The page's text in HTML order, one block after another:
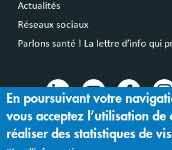
Actualités
Réseaux sociaux
Parlons santé ! La lettre d’info qui
Mentions légales |
En poursuivant votre
vous acceptez l’utilisation de
réaliser des statistiques de